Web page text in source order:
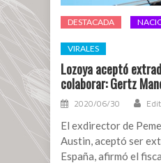
DESTACADA
VIRALES
Lozoya aceptó
colaborar: Gertz
2020/06/30
El exdirector de
Austin, aceptó ser
España, afirmó el